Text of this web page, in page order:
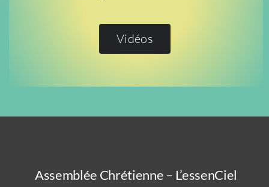
Vidéos
Assemblée Chrétienne – L’essenCiel